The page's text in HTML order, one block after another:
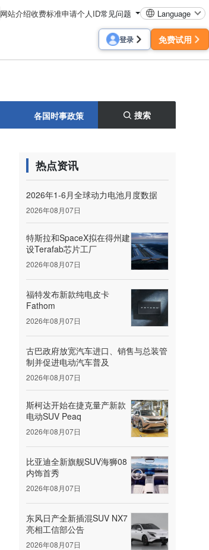
网站介绍收费标准申请个人ID常见问题 Language
登录 免费试用
各国时事政策 搜索
热点资讯
2026年1-6月全球动力电池月度数据
2026年08月07日
特斯拉和SpaceX拟在得州建
设Terafab芯片工厂
2026年08月07日
福特发布新款纯电皮卡
Fathom
2026年08月07日
古巴政府放宽汽车进口、销售与总装管
制并促进电动汽车普及
2026年08月07日
斯柯达开始在捷克量产新款
电动SUV Peaq
2026年08月07日
比亚迪全新旗舰SUV海狮08
内饰首秀
2026年08月07日
东风日产全新插混SUV NX7
亮相工信部公告
2026年08月07日